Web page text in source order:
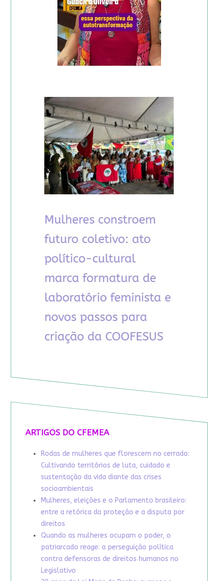
ARTIGOS DO CFEMEA
Rodas de mulheres que florescem no cerrado:
Cultivando territórios de luta, cuidado e
sustentação da vida diante das crises
socioambientais
Mulheres, eleições e o Parlamento brasileiro:
entre a retórica da proteção e a disputa por
direitos
Quando as mulheres ocupam o poder, o
patriarcado reage: a perseguição política
contra defensoras de direitos humanos no
Legislativo